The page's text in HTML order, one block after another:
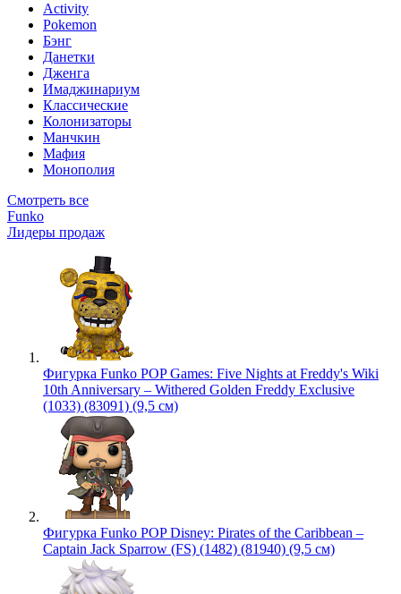
Activity
Pokemon
Бэнг
Данетки
Дженга
Имаджинариум
Классические
Колонизаторы
Манчкин
Мафия
Монополия
Смотреть все
Funko
Лидеры продаж
Фигурка Funko POP Games: Five Nights at Freddy's Wiki
10th Anniversary – Withered Golden Freddy Exclusive
(1033) (83091) (9,5 см)
Фигурка Funko POP Disney: Pirates of the Caribbean –
Captain Jack Sparrow (FS) (1482) (81940) (9,5 см)